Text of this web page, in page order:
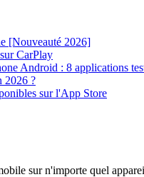
[Nouveauté 2026]
CarPlay
Android : 8 applications
2026 ?
sur l'App Store
sur n'importe quel